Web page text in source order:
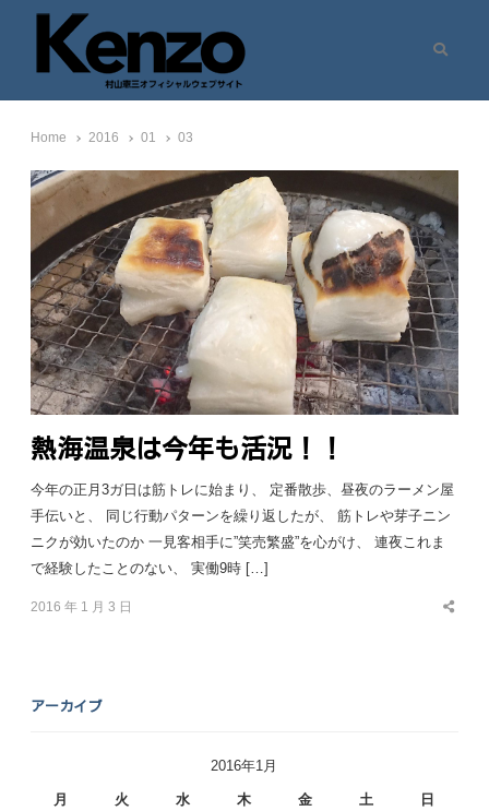
七転八起 – 村山憲三 Official Site
村山憲三ウェブサイト
Home 2016 01 03
熱海温泉は今年も活況！！
今年の正月3ガ日は筋トレに始まり、 定番散歩、昼夜のラーメン屋
手伝いと、 同じ行動パターンを繰り返したが、 筋トレや芽子ニン
ニクが効いたのか 一見客相手に”笑売繁盛”を心がけ、 連夜これま
で経験したことのない、 実働9時 […]
2016 年 1 月 3 日
Share
アーカイブ
2016年1月
月 火 水 木 金 土 日